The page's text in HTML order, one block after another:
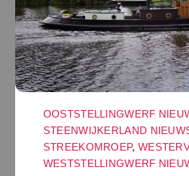
OOSTSTELLINGWERF
STEENWIJKERLAND
STREEKOMROEP,
WESTSTELLINGWERF